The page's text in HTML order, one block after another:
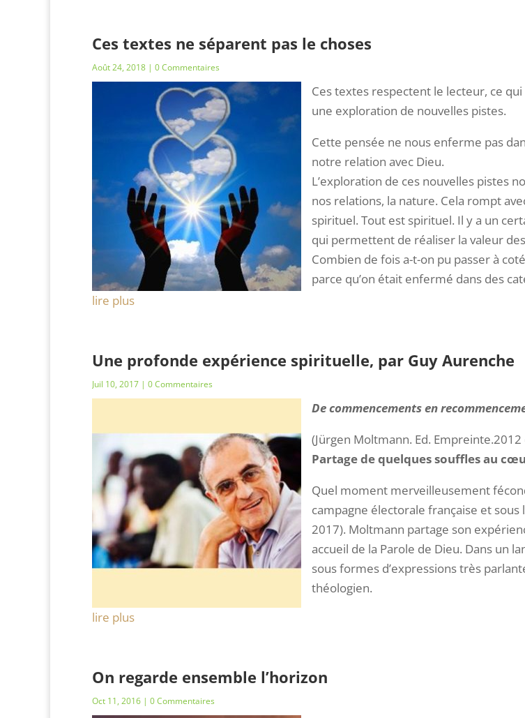
Ces textes ne séparent pas le choses
Août 24, 2018 | 0 Commentaires
Ces textes respectent le lecteur, ce
une exploration de nouvelles pistes.
Cette pensée ne nous enferme pas
notre relation avec Dieu.
L’exploration de ces nouvelles pistes
nos relations, la nature. Cela rompt
spirituel. Tout est spirituel. Il y a un
qui permettent de réaliser la valeur
Combien de fois a-t-on pu passer à
parce qu’on était enfermé dans des
lire plus
Une profonde expérience spirituelle, par Guy Aurenche
Juil 10, 2017 | 0 Commentaires
De commencements en
(Jürgen Moltmann. Ed. Empreinte.2012
Partage de quelques souffles au
Quel moment merveilleusement
campagne électorale française et sous
2017). Moltmann partage son
accueil de la Parole de Dieu. Dans un
sous formes d’expressions très
théologien.
lire plus
On regarde ensemble l’horizon
Oct 11, 2016 | 0 Commentaires